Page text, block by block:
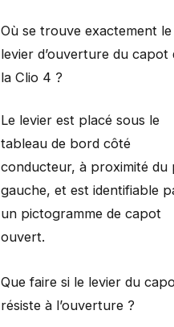
Où se trouve exactement le
levier d’ouverture du capot
la Clio 4 ?
Le levier est placé sous le
tableau de bord côté
conducteur, à proximité du
gauche, et est identifiable
un pictogramme de capot
ouvert.
Que faire si le levier du
résiste à l’ouverture ?